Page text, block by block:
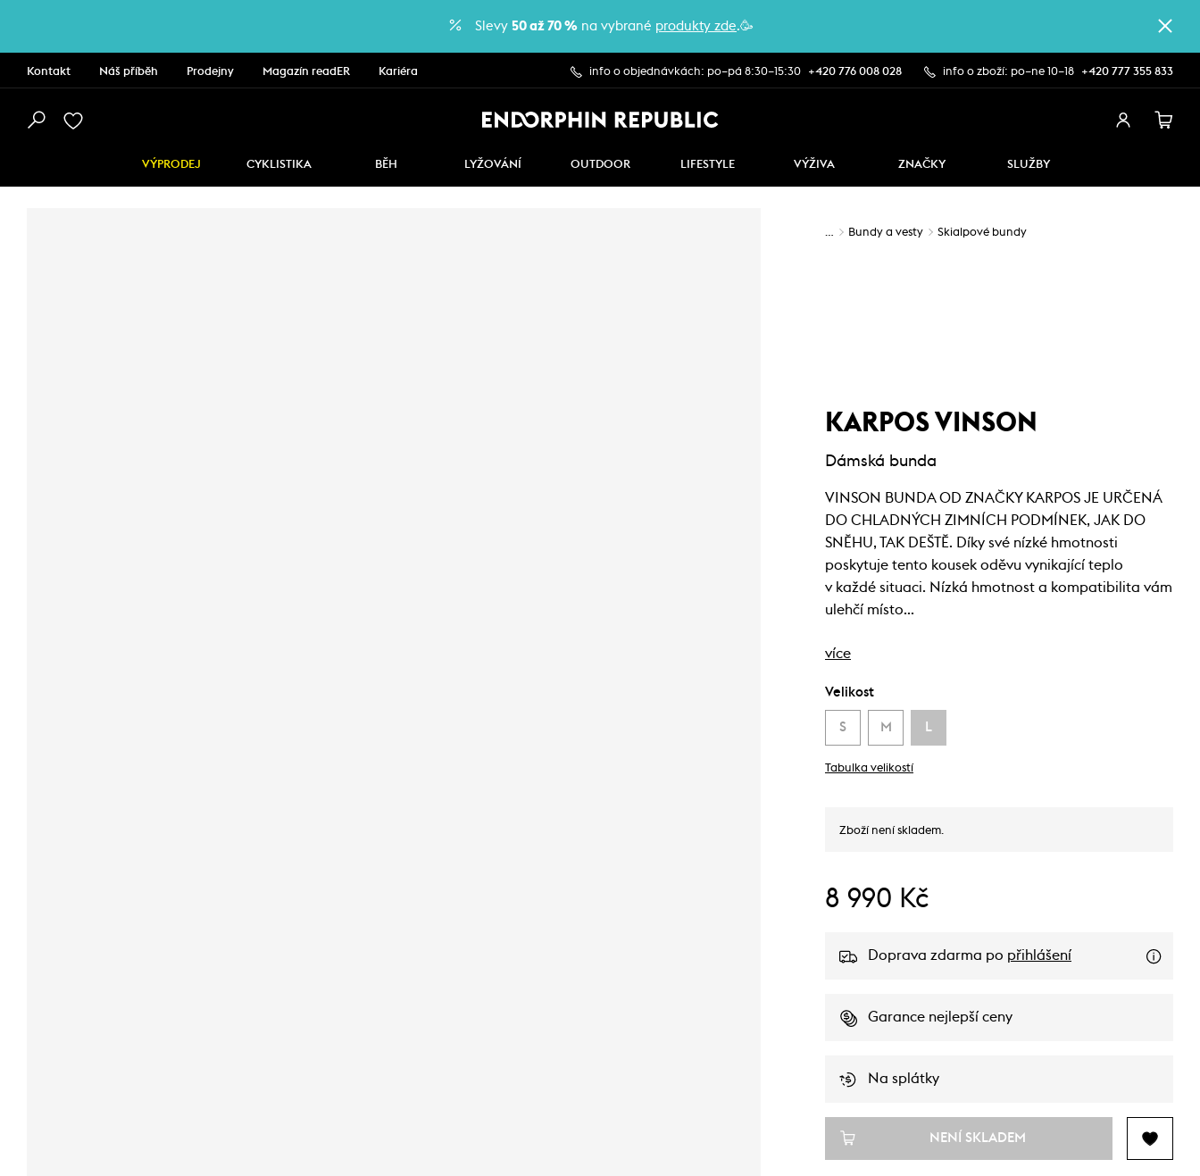
Slevy 50 až 70 % na vybrané produkty zde.🥳
Kontakt Náš příběh Prodejny Magazín readER Kariéra info o objednávkách: po–pá 8:30–15:30 +420 776 008 028 info o zboží: po–ne 10–18 +420 777 355 833
VÝPRODEJ CYKLISTIKA BĚH LYŽOVÁNÍ OUTDOOR LIFESTYLE VÝŽIVA ZNAČKY SLUŽBY
… Bundy a vesty Skialpové bundy
KARPOS VINSON
Dámská bunda
VINSON BUNDA OD ZNAČKY KARPOS JE URČENÁ
DO CHLADNÝCH ZIMNÍCH PODMÍNEK, JAK DO
SNĚHU, TAK DEŠTĚ. Díky své nízké hmotnosti
poskytuje tento kousek oděvu vynikající teplo
v každé situaci. Nízká hmotnost a kompatibilita vám
ulehčí místo…
více
Velikost
S M L
Tabulka velikostí
Zboží není skladem.
8 990 Kč
Doprava zdarma po přihlášení
Garance nejlepší ceny
Na splátky
NENÍ SKLADEM